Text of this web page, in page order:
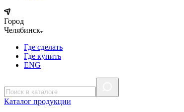
Город
Челябинск
Где сделать
Где купить
ENG
Каталог продукции